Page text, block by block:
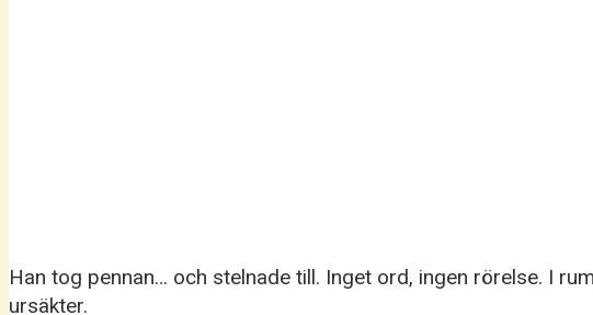
Han tog pennan… och stelnade till. Inget ord, ingen rörelse. I
ursäkter.